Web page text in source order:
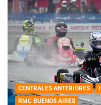
CENTRALES ANTERIORES
RMC BUENOS AIRES